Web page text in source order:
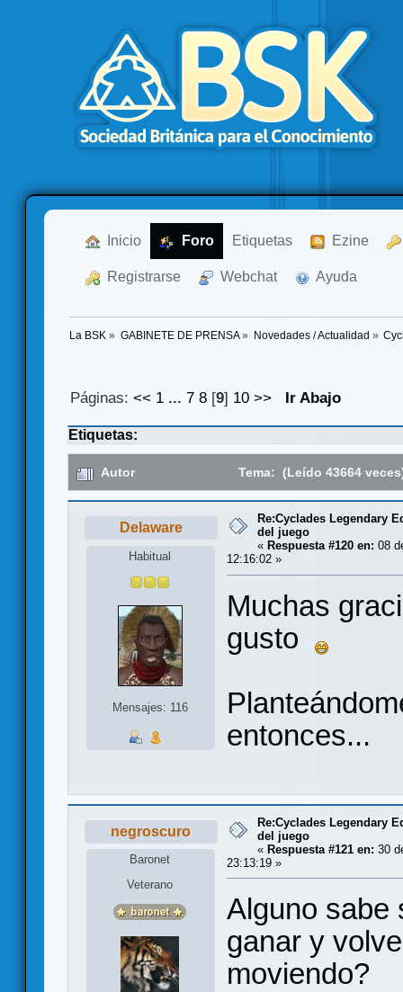
Inicio Foro Etiquetas Ezine
Registrarse Webchat Ayuda
La BSK » GABINETE DE PRENSA» Novedades / Actualidad »
Páginas:<< 1 ...7 8 [9] 10 >> Ir Abajo
Etiquetas:
Autor Tema: (Leído 43664
Delaware
Habitual
Mensajes: 116
Re:Cyclades Legendary
del juego
« Respuesta #120 en: 08
12:16:02 »
Muchas
gusto
entonces...
negroscuro
Baronet
Veterano
Re:Cyclades Legendary
del juego
« Respuesta #121 en: 30
23:13:19 »
Alguno sabe
ganar y
moviendo?